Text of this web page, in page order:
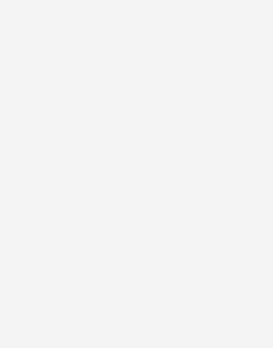
aber auch eine optimal
Deckungsgrad entscheidend,
oder Wärmegewinnung,
gesehen abgedeckt werden
da bei einer höheren Auslegung
Solarwärme nicht abgeführt
reichen bei der
und 60 bis 80 l
man das Zwei- bis